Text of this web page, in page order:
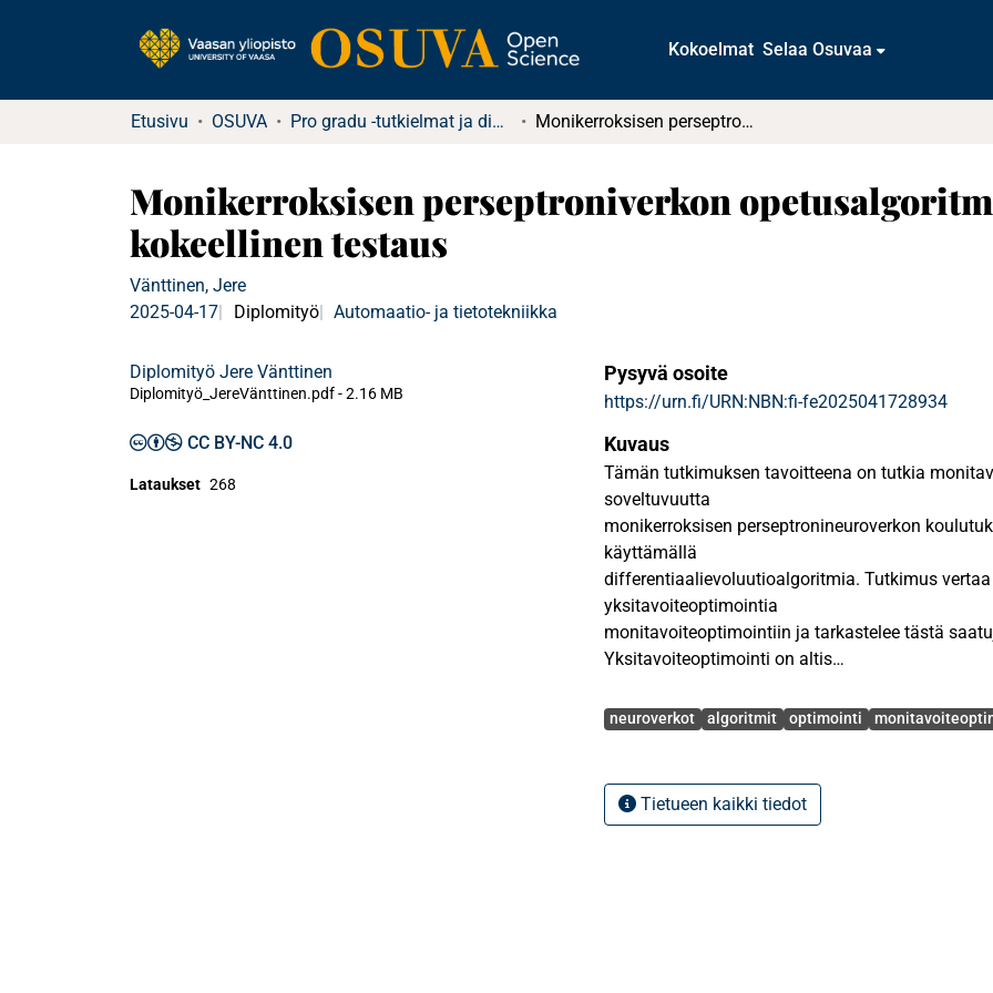
Kokoelmat Selaa Osuvaa
Etusivu OSUVA Pro gradu -tutkielmat ja diplomityöt Monikerroksisen perseptroniverkon opetusalgoritmin toteutus ja kokeellinen testaus
Monikerroksisen perseptroniverkon
kokeellinen testaus
Vänttinen, Jere
2025-04-17
Diplomityö Automaatio- ja tietotekniikka
Diplomityö Jere Vänttinen
Diplomityö_JereVänttinen.pdf -2.16 MB
CC BY-NC 4.0
Lataukset 268
Pysyvä osoite
https://urn.fi/URN:NBN:fi-fe2025041728934
Kuvaus
Tämän tutkimuksen tavoitteena on tutkia
soveltuvuutta
monikerroksisen perseptronineuroverkon
käyttämällä
differentiaalievoluutioalgoritmia. Tutkimus
yksitavoiteoptimointia
monitavoiteoptimointiin ja tarkastelee tästä
Yksitavoiteoptimointi on altis
järjestelymahdollisuudet johtavat useisiin
monitavoiteoptimoinnin hyviä ja huonoja puolia
yksitavoiteoptimointiin. Työn
Avainsanat
neuroverkot algoritmit optimointi
Tietueen kaikki tiedot